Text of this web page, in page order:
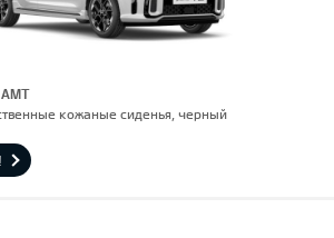
кожаные сиденья, черный